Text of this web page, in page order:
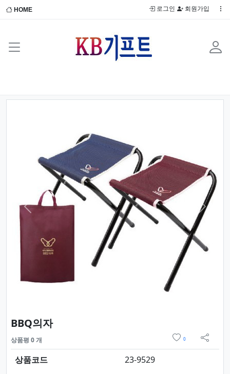
HOME 로그인 회원가입
Previous Next
BBQ의자요약정보 및 구매
상품평 0 개 0
sns 공
상품코드
23-9529